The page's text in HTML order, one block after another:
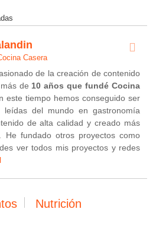
Casera
de la creación de contenido
de 10 años que fundé Cocina
este tiempo hemos conseguido ser
del mundo en gastronomía
de alta calidad y creado más
. He fundado otros proyectos como
ver todos mis proyectos y redes
Nutrición